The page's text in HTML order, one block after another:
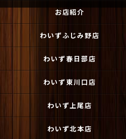
お店紹介
わいずふじみ野店
わいず春日部店
わいず東川口店
わいず上尾店
わいず北本店